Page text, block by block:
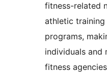
fitness-related
athletic
programs,
individuals and
fitness